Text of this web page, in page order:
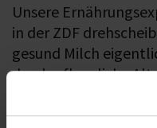
Unsere
in der ZDF
gesund Milch
durch pflanzliche